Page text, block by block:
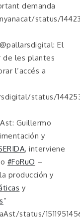
demanda
status/
El
de les plantes
l’accés a
status/
Guillermo
y
, interviene
#FoRuO –
producción y
y
”
status/